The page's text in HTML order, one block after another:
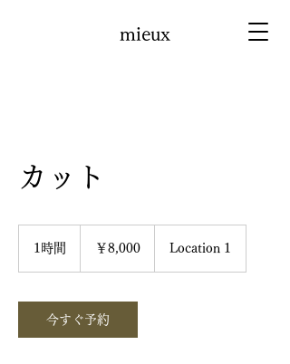
mieux
カット
1時間 ￥8,000 Location 1
今すぐ予約